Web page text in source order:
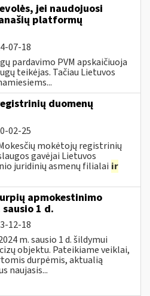
jei naudojuosi
platformų
07-18
pardavimo PVM apskaičiuoja
teikėjas. Tačiau Lietuvos
duomenų
02-25
mokėtojų registrinių
gavėjai Lietuvos
juridinių asmenų filialai ir
apmokestinimo
1 d.
12-18
m. sausio 1 d. šildymui
objektu. Pateikiame veiklai,
durpėmis, aktualią
naujasis...